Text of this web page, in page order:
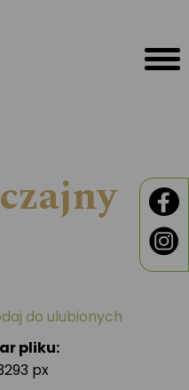
pliku:
px
do ulubionych